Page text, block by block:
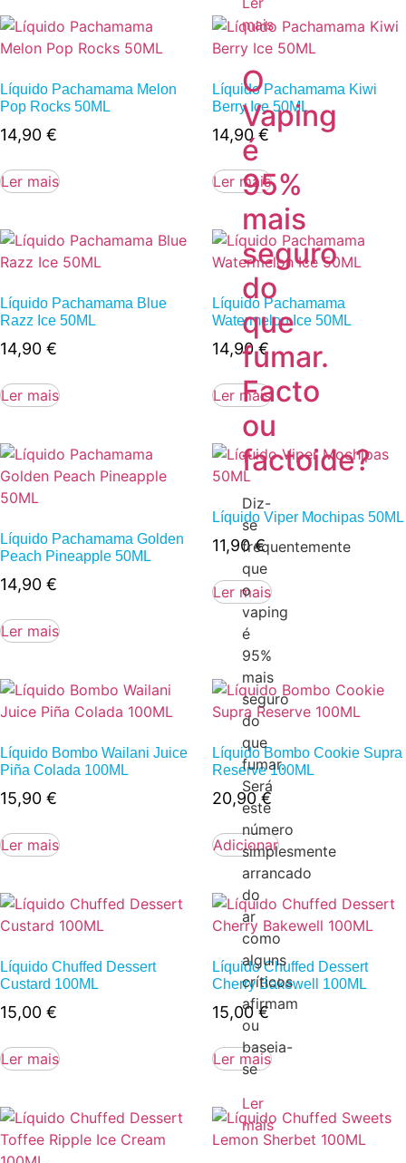
mais
O
Vaping
é
95%
mais
seguro
do
que
fumar.
Facto
ou
factoide?
Diz-
se
frequentemente
que
o
vaping
é
95%
mais
seguro
do
que
fumar.
Será
este
número
simplesmente
arrancado
do
ar
como
alguns
críticos
afirmam
ou
baseia-
se
Ler
mais
Líquido Pachamama Melon
Pop Rocks 50ML
14,90 €
Ler mais
Líquido Pachamama Kiwi
Berry Ice 50ML
14,90€
Ler mais
Líquido Pachamama Blue
Razz Ice 50ML
14,90 €
Ler mais
Líquido Pachamama
Watermelon Ice 50ML
14,90€
Ler mais
Líquido Pachamama Golden
Peach Pineapple 50ML
14,90 €
Ler mais
Líquido Viper Mochipas 50ML
11,90€
Ler mais
Líquido Bombo Wailani Juice
Piña Colada 100ML
15,90 €
Ler mais
Líquido Bombo Cookie Supra
Reserve 100ML
20,90 €
Adicionar
Líquido Chuffed Dessert
Custard 100ML
15,00 €
Ler mais
Líquido Chuffed Dessert
Cherry Bakewell 100ML
15,00€
Ler mais